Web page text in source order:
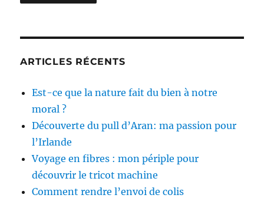
ARTICLES RÉCENTS
Est-ce que la nature fait du bien à notre
moral ?
Découverte du pull d’Aran: ma passion pour
l’Irlande
Voyage en fibres : mon périple pour
découvrir le tricot machine
Comment rendre l’envoi de colis